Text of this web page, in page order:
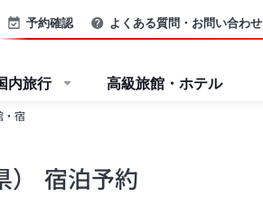
予約確認 よくある質問・お問い合わせ
内旅行 高級旅館・ホテル
・宿
） 宿泊予約